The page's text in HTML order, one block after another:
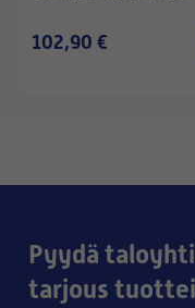
102,90 €
Pyydä
tarjous